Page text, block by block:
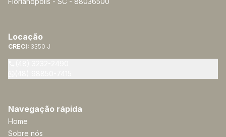
Locação
CRECI: 3350 J
Navegação rápida
Home
Sobre nós